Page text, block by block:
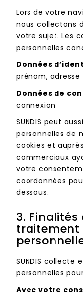
Lors de votre
nous collectons
votre sujet. Les
personnelles
Données
prénom,
Données de
connexion
SUNDIS peut
personnelles de
cookies et
commerciaux
votre
coordonnées
dessous.
3.
traitement
SUNDIS collecte
personnelles
Avec votre